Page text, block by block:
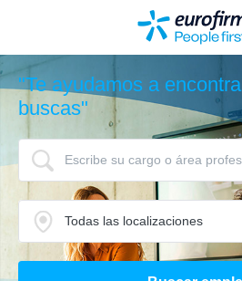
"Te ayudamos a
buscas"